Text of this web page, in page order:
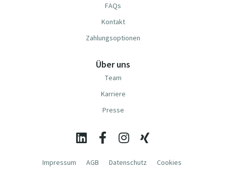
FAQs
Kontakt
Zahlungsoptionen
Über uns
Team
Karriere
Presse
Impressum AGB Datenschutz Cookies